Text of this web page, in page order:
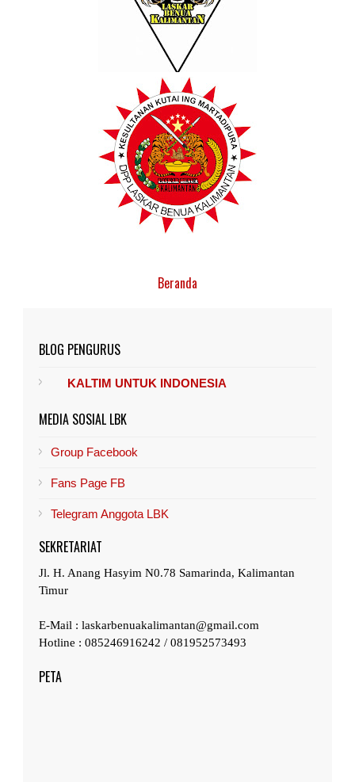
Beranda
BLOG PENGURUS
KALTIM UNTUK INDONESIA
MEDIA SOSIAL LBK
Group Facebook
Fans Page FB
Telegram Anggota LBK
SEKRETARIAT
Jl. H. Anang Hasyim N0.78 Samarinda, Kalimantan
Timur
E-Mail : laskarbenuakalimantan@gmail.com
Hotline : 085246916242 / 081952573493
PETA